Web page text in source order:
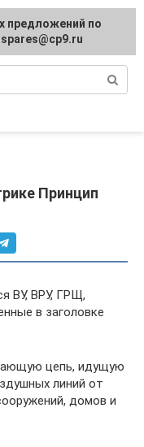
Принцип
ВУ, ВРУ, ГРЩ,
в заголовке
цепь, идущую
линий от
домов и
предложений по